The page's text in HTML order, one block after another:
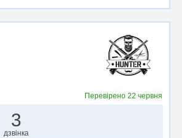
Перевірено22 червня
3
дзвінка